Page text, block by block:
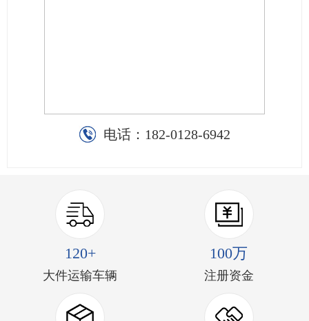
电话： 182-0128-6942
120+
大件运输车辆
100万
注册资金